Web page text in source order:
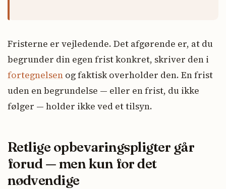
Fristerne er vejledende. Det afgørende er, at du
begrunder din egen frist konkret, skriver den i
fortegnelsen og faktisk overholder den. En frist
uden en begrundelse — eller en frist, du ikke
følger — holder ikke ved et tilsyn.
Retlige opbevaringspligter går
forud — men kun for det
nødvendige